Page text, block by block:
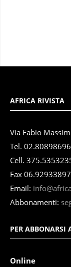
AFRICA RIVISTA
Via Fabio
Tel. 02.80898696
Cell.
Fax 06.92933897
Email:
Abbonamenti:
PER ABBONARSI
Online